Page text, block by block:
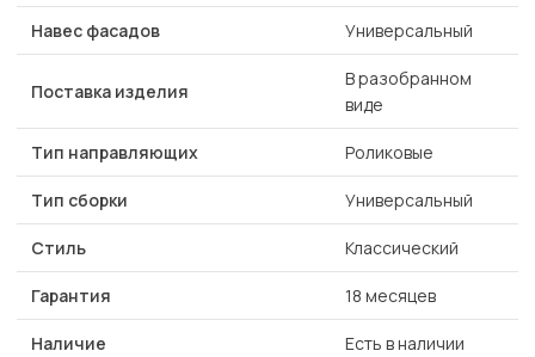
Навес фасадов Универсальный
Поставка изделия
В разобранном
виде
Тип направляющих Роликовые
Тип сборки Универсальный
Стиль Классический
Гарантия 18 месяцев
Наличие Есть в наличии